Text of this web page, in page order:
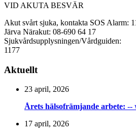
VID AKUTA BESVÄR
Akut svårt sjuka, kontakta SOS Alarm:
Järva Närakut: 08-690 64 17
Sjukvårdsupplysningen/Vårdguiden:
1177
Aktuellt
23 april, 2026
Årets hälsofrämjande arbete: --
17 april, 2026